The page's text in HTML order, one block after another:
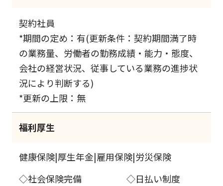
契約社員
*期間の定め：有(更新条件：契約期間満了時
の業務量、労働者の勤務成績・能力・態度、
会社の経営状況、従事している業務の進捗状
況により判断する)
*更新の上限：無
福利厚生
健康保険|厚生年金|雇用保険|労災保険
◇社会保険完備 ◇日払い制度